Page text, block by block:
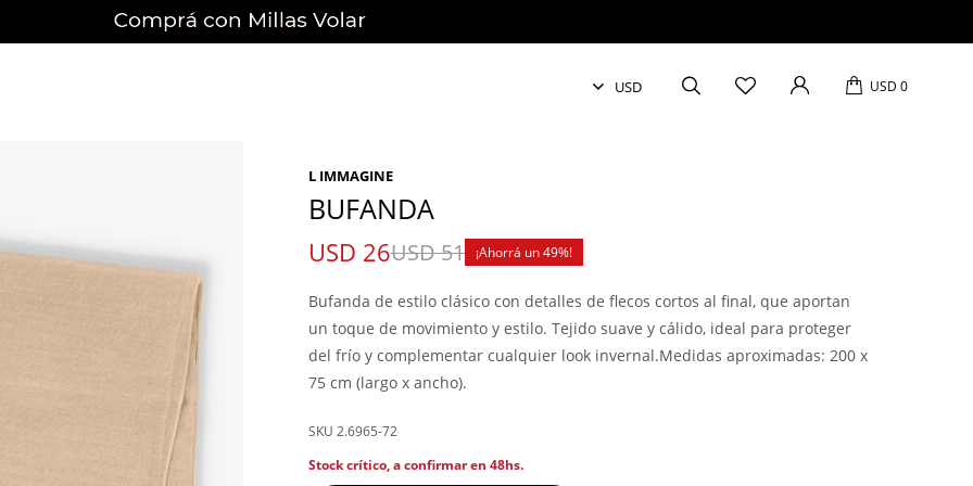
USD 0
L IMMAGINE
BUFANDA
USD 26USD51 49
Bufanda de estilo clásico con detalles de flecos cortos al final, que aportan
un toque de movimiento y estilo. Tejido suave y cálido, ideal para proteger
del frío y complementar cualquier look invernal.Medidas aproximadas: 200 x
75 cm (largo x ancho).
2.6965-72
Stock crítico, a confirmar en 48hs.